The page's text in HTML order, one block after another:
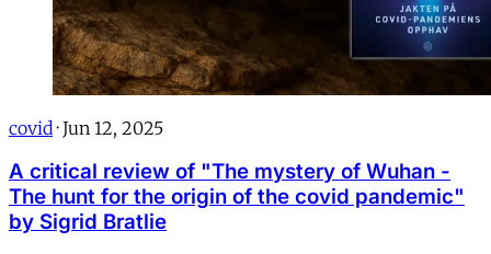
covid · Jun 12, 2025
A critical review of "The mystery of Wuhan -
The hunt for the origin of the covid pandemic"
by Sigrid Bratlie